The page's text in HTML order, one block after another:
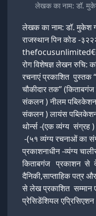
लेखक का नाम: डॉ.
लेखक का नाम: डॉ. मुकेश
राजस्थान पिन कोड -
रोग विशेषज्ञ लेखन रुचि:
रचनाएं प्रकाशित पुस्तक
चौकीदार तक”
संकलन ) नीलम
संकलन ) लायंस
थोर्न्स -(एक व्यंग्य संग्रह
-(५१ व्यंग्य रचनाओं का
प्रकाशनाधीन -व्यंग्य
किताबगंज प्रकाशन से
दैनिकी,साप्ताहिक पत्र
से लेख प्रकाशित सम्मान
प्रेसिडेंशियल